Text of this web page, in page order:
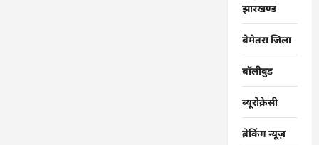
झारखण्ड
बेमेतरा जिला
बॉलीवुड
ब्यूरोक्रेसी
ब्रेकिंग न्यूज़